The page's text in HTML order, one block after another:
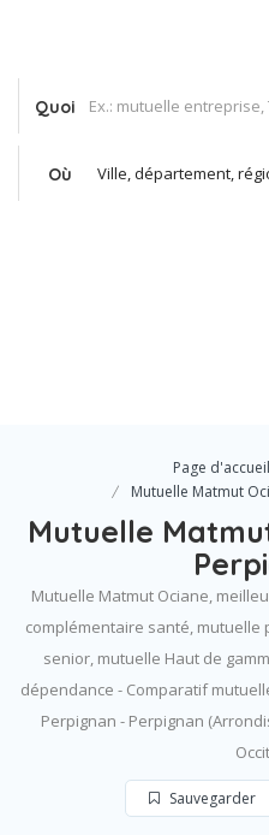
Quoi
Où Ville, département,
Page d'accueil
Mutuelle Matmut
Mutuelle
Mutuelle Matmut Ociane,
complémentaire santé, mutuelle
senior, mutuelle Haut de
dépendance - Comparatif
Perpignan - Perpignan
Sauvegarder